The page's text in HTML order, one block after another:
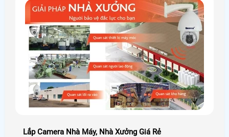
Lắp Camera Nhà Máy, Nhà Xưởng Giá Rẻ